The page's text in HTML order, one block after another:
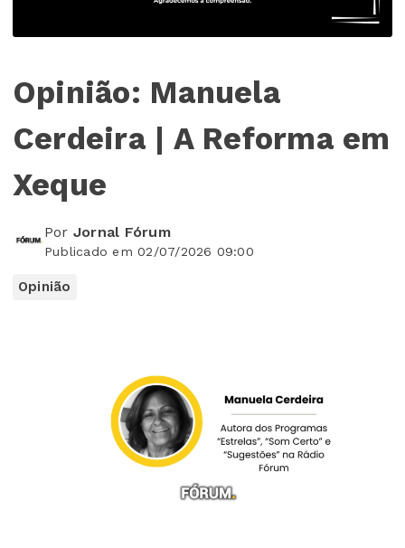
Opinião: Manuela
Cerdeira | A Reforma em
Xeque
Por Jornal Fórum
Publicado em 02/07/2026 09:00
Opinião